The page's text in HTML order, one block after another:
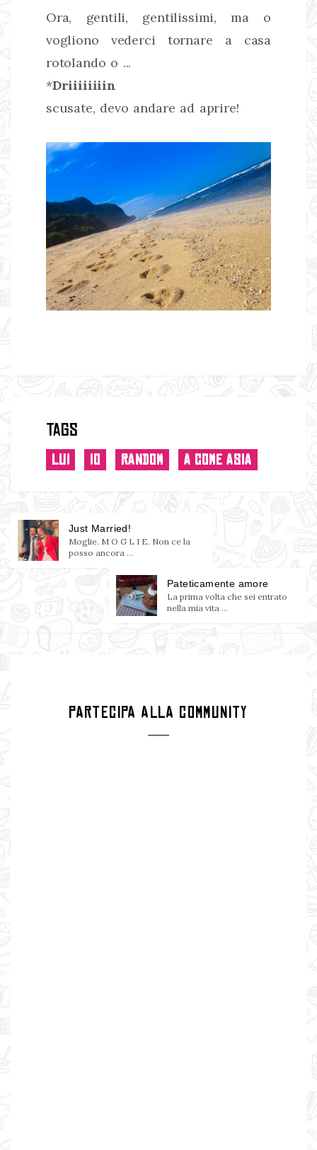
Ora, gentili, gentilissimi, ma o
vogliono vederci tornare a casa
rotolando o ...
*Driiiiiiiin
scusate, devo andare ad aprire!
Tags
LUI IO RANDOM A COME ASIA
Just Married!
Moglie. M O G L I E. Non ce la
posso ancora ...
Pateticamente amore
La prima volta che sei entrato
nella mia vita ...
PARTECIPA ALLA COMMUNITY